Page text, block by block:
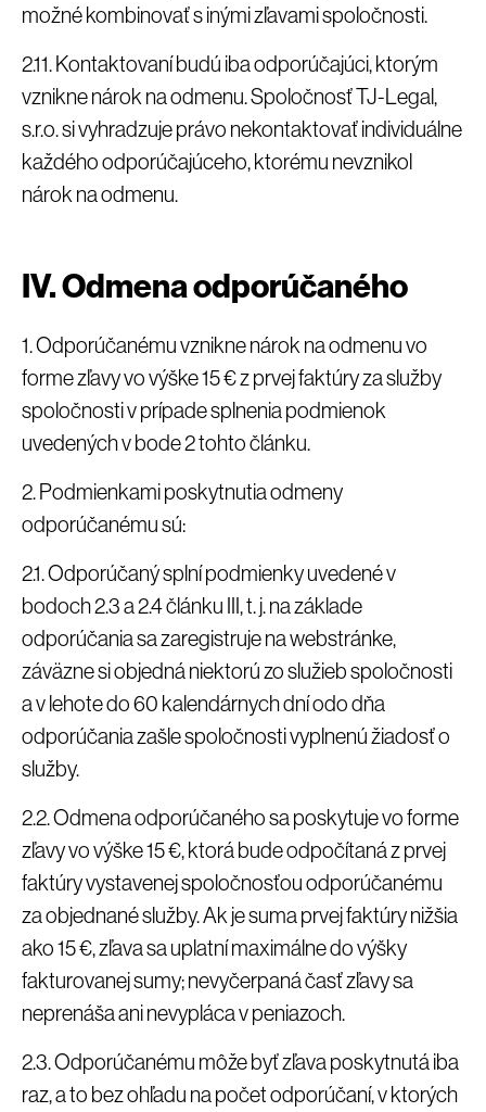
možné kombinovať s inými zľavami spoločnosti.
2.11. Kontaktovaní budú iba odporúčajúci, ktorým
vznikne nárok na odmenu. Spoločnosť TJ-Legal,
s.r.o. si vyhradzuje právo nekontaktovať individuálne
každého odporúčajúceho, ktorému nevznikol
nárok na odmenu.
IV. Odmena odporúčaného
1. Odporúčanému vznikne nárok na odmenu vo
forme zľavy vo výške 15 € z prvej faktúry za služby
spoločnosti v prípade splnenia podmienok
uvedených v bode 2 tohto článku.
2. Podmienkami poskytnutia odmeny
odporúčanému sú:
2.1. Odporúčaný splní podmienky uvedené v
bodoch 2.3 a 2.4 článku III, t. j. na základe
odporúčania sa zaregistruje na webstránke,
záväzne si objedná niektorú zo služieb spoločnosti
a v lehote do 60 kalendárnych dní odo dňa
odporúčania zašle spoločnosti vyplnenú žiadosť o
služby.
2.2. Odmena odporúčaného sa poskytuje vo forme
zľavy vo výške 15 €, ktorá bude odpočítaná z prvej
faktúry vystavenej spoločnosťou odporúčanému
za objednané služby. Ak je suma prvej faktúry nižšia
ako 15 €, zľava sa uplatní maximálne do výšky
fakturovanej sumy; nevyčerpaná časť zľavy sa
neprenáša ani nevypláca v peniazoch.
2.3. Odporúčanému môže byť zľava poskytnutá iba
raz, a to bez ohľadu na počet odporúčaní, v ktorých